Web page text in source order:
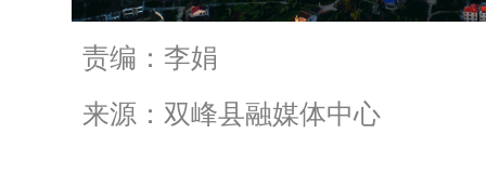
责编：李娟
来源：双峰县融媒体中心